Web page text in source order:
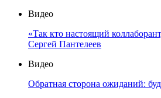
Видео
«Так кто настоящий
Сергей Пантелеев
Видео
Обратная сторона ожиданий: